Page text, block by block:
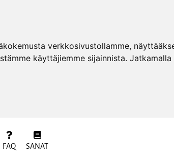
verkkosivustollamme,
käyttäjiemme sijainnista.
FAQ SANAT